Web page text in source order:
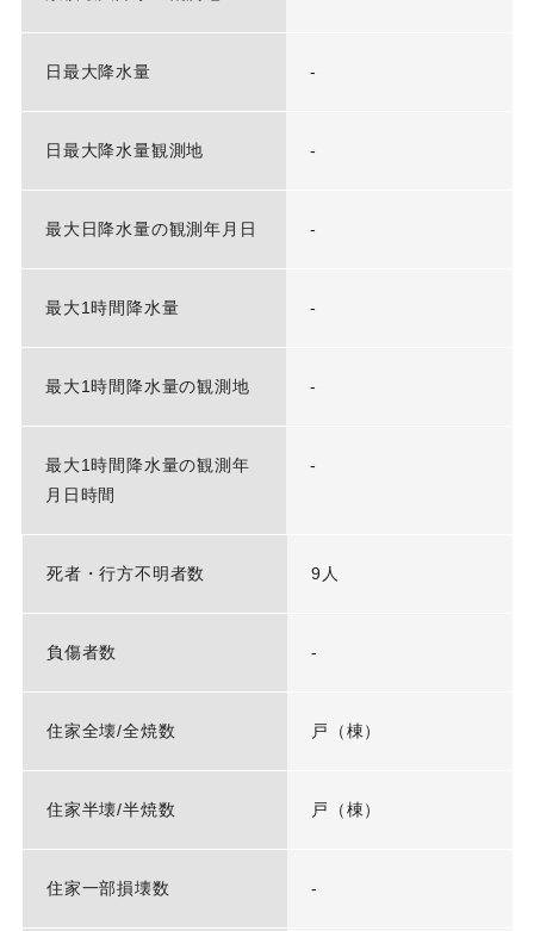
日最大降水量 -
日最大降水量観測地 -
最大日降水量の観測年月日 -
最大1時間降水量 -
最大1時間降水量の観測地 -
最大1時間降水量の観測年
月日時間
-
死者・行方不明者数 9人
負傷者数 -
住家全壊/全焼数 戸（棟）
住家半壊/半焼数 戸（棟）
住家一部損壊数 -